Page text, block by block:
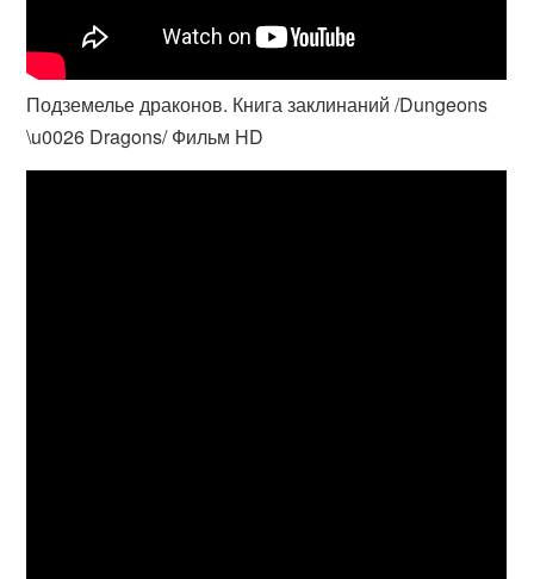
Подземелье драконов. Книга заклинаний /Dungeons
\u0026 Dragons/ Фильм HD